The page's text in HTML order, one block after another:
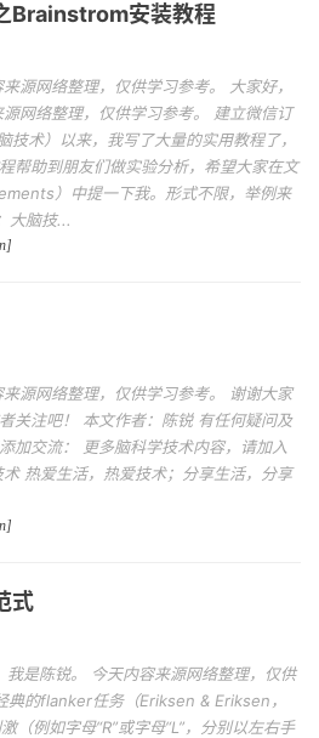
Brainstrom安装教程
源网络整理，仅供学习参考。 大家好，
网络整理，仅供学习参考。 建立微信订
术）以来，我写了大量的实用教程了，
帮助到朋友们做实验分析，希望大家在文
）中提一下我。形式不限，举例来
大脑技...
源网络整理，仅供学习参考。 谢谢大家
关注吧！ 本文作者：陈锐 有任何疑问及
加交流： 更多脑科学技术内容，请加入
热爱生活，热爱技术；分享生活，分享
式
是陈锐。 今天内容来源网络整理，仅供
典的flanker任务（Eriksen & Eriksen，
（例如字母“R”或字母“L”，分别以左右手